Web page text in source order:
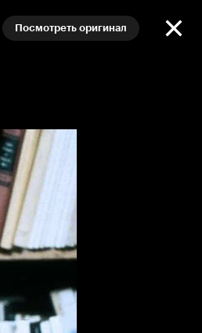
Посмотреть оригинал